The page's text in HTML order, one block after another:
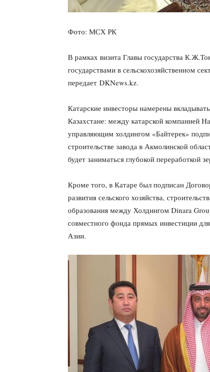
Фото: МСХ РК
В рамках визита Главы государства
государствами в сельскохозяйственном
передает DKNews.kz.
Катарские инвесторы намерены
Казахстане: между катарской компанией
управляющим холдингом «Байтерек»
строительстве завода в Акмолинской
будет заниматься глубокой переработкой
Кроме того, в Катаре был подписан
развития сельского хозяйства,
образования между Холдингом Dinara
совместного фонда прямых инвестиции
Азии.